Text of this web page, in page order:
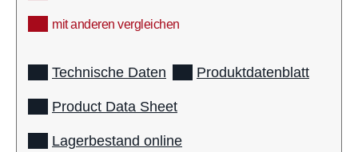
mit anderen vergleichen
Technische Daten Produktdatenblatt
Product Data Sheet
Lagerbestand online